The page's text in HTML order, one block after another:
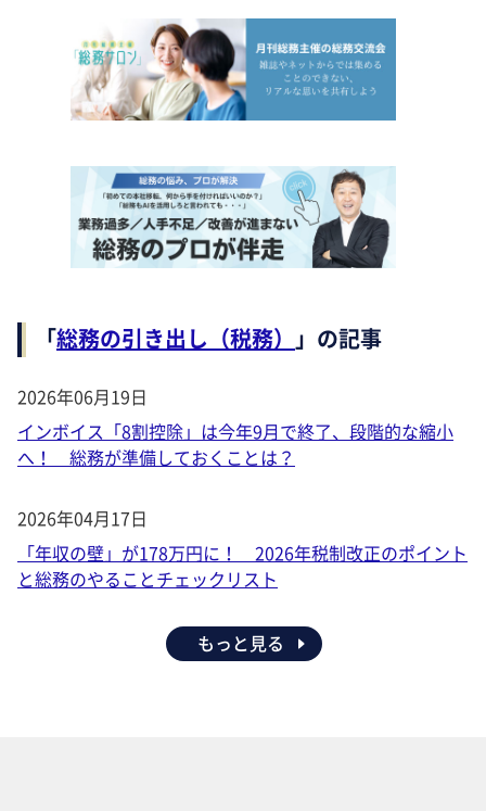
「総務の引き出し（税務） 」の記事
2026年06月19日
インボイス「8割控除」は今年9月で終了、段階的な縮小
へ！ 総務が準備しておくことは？
2026年04月17日
「年収の壁」が178万円に！ 2026年税制改正のポイント
と総務のやることチェックリスト
もっと見る